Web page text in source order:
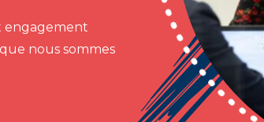
engagement
nous sommes